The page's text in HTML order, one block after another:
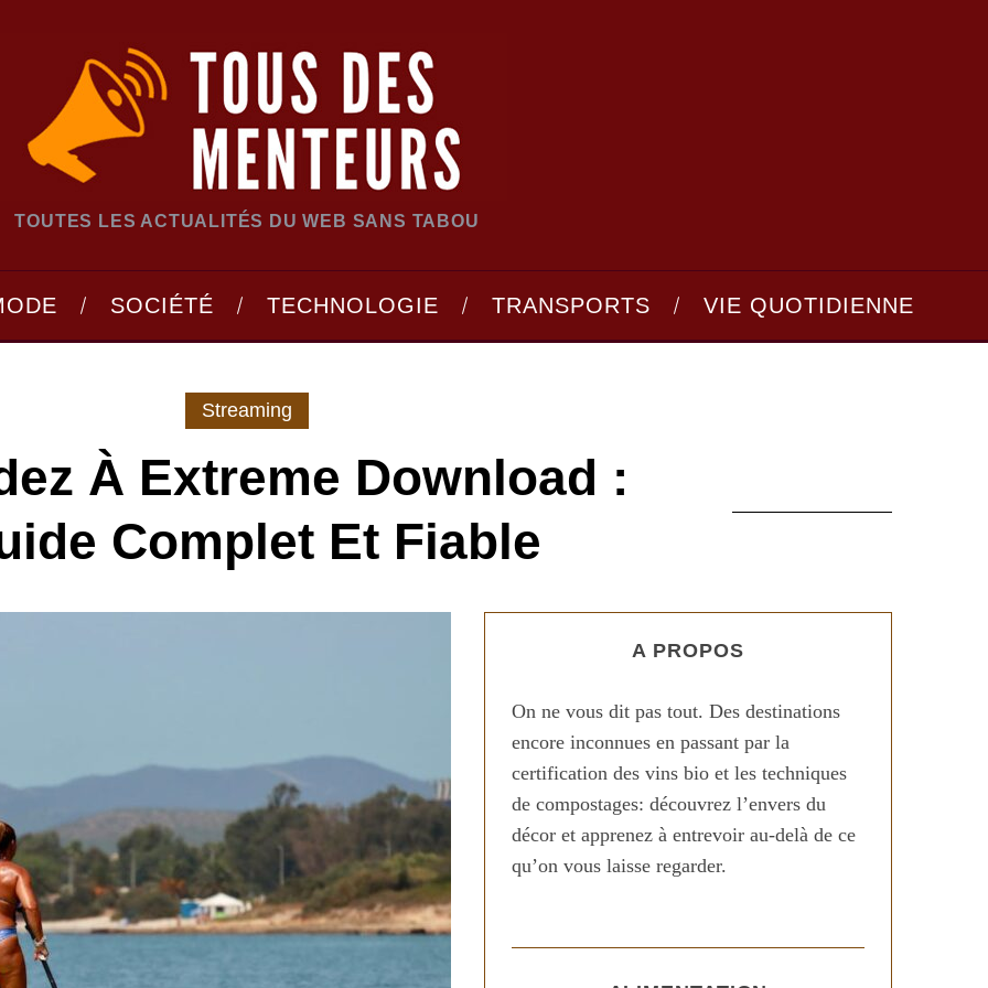
TOUTES LES ACTUALITÉS DU WEB SANS TABOU
SOCIÉTÉ TECHNOLOGIE TRANSPORTS VIE QUOTIDIENNE
Streaming
À Extreme Download :
Complet Et Fiable
A PROPOS
On ne vous dit pas tout. Des destinations
encore inconnues en passant par la
certification des vins bio et les techniques
de compostages: découvrez l’envers du
décor et apprenez à entrevoir au-delà de ce
qu’on vous laisse regarder.